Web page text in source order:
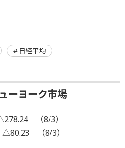
日経平均
ーヨーク市場
（8/3）
（8/3）